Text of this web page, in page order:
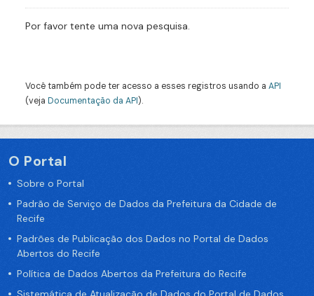
Por favor tente uma nova pesquisa.
Você também pode ter acesso a esses registros usando a API
(veja Documentação da API).
O Portal
Sobre o Portal
Padrão de Serviço de Dados da Prefeitura da Cidade de
Recife
Padrões de Publicação dos Dados no Portal de Dados
Abertos do Recife
Política de Dados Abertos da Prefeitura do Recife